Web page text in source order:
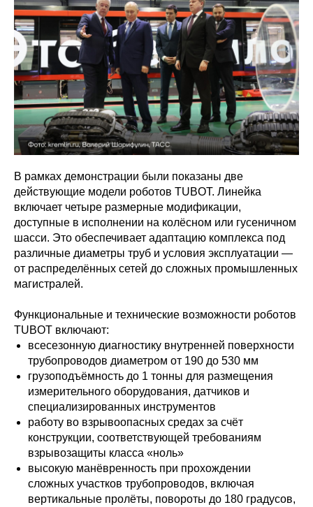
В рамках демонстрации были показаны две
действующие модели роботов TUBOT. Линейка
включает четыре размерные модификации,
доступные в исполнении на колёсном или гусеничном
шасси. Это обеспечивает адаптацию комплекса под
различные диаметры труб и условия эксплуатации —
от распределённых сетей до сложных промышленных
магистралей.
Функциональные и технические возможности роботов
TUBOT включают:
всесезонную диагностику внутренней поверхности
трубопроводов диаметром от 190 до 530 мм
грузоподъёмность до 1 тонны для размещения
измерительного оборудования, датчиков и
специализированных инструментов
работу во взрывоопасных средах за счёт
конструкции, соответствующей требованиям
взрывозащиты класса «ноль»
высокую манёвренность при прохождении
сложных участков трубопроводов, включая
вертикальные пролёты, повороты до 180 градусов,